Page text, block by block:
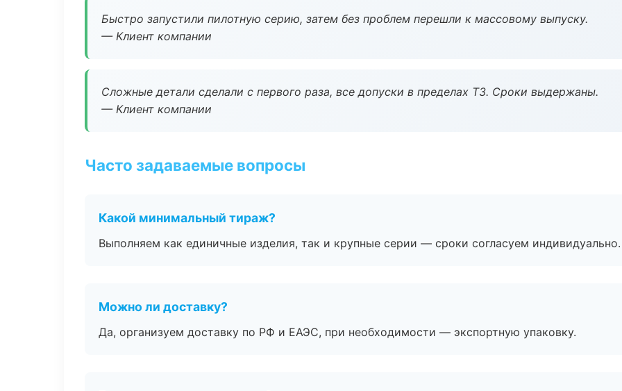
Быстро запустили пилотную серию, затем без проблем перешли к массовому выпуску.
— Клиент компании
Сложные детали сделали с первого раза, все допуски в пределах ТЗ. Сроки выдержаны.
— Клиент компании
Часто задаваемые вопросы
Какой минимальный тираж?
Выполняем как единичные изделия, так и крупные серии — сроки согласуем индивидуально.
Можно ли доставку?
Да, организуем доставку по РФ и ЕАЭС, при необходимости — экспортную упаковку.